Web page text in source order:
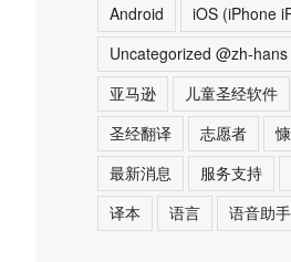
Android iOS (iPhone
Uncategorized @zh-hans
亚马逊
儿童圣经软件
圣经翻译
志愿者
最新消息
服务支持
译本
语言 语音助手